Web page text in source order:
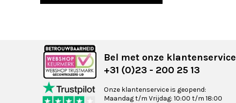
Bel met onze klantenservice
+31 (0)23 - 200 25 13
Onze klantenservice is geopend:
Maandag t/m Vrijdag: 10:00 t/m 18:00